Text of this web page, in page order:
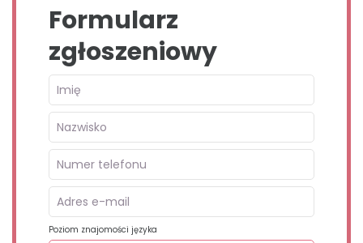
Formularz
zgłoszeniowy
Poziom znajomości języka